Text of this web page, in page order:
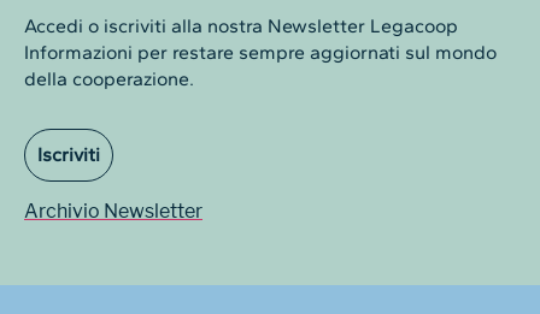
Accedi o iscriviti alla nostra Newsletter Legacoop
Informazioni per restare sempre aggiornati sul mondo
della cooperazione.
Iscriviti
Archivio Newsletter